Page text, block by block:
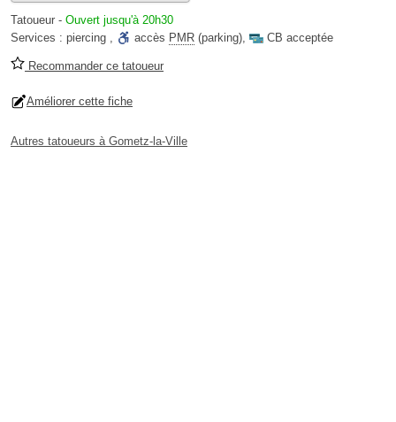
Tatoueur - Ouvert jusqu'à 20h30
Services : piercing , accès PMR (parking), CB acceptée
Recommander ce tatoueur
Améliorer cette fiche
Autres tatoueurs à Gometz-la-Ville